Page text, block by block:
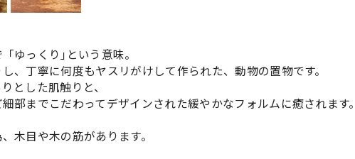
ゆっくり｣という意味。
、丁寧に何度もヤスリがけして作られた、動物の置物です。
とした肌触りと、
部までこだわってデザインされた緩やかなフォルムに癒されます。
木目や木の筋があります。